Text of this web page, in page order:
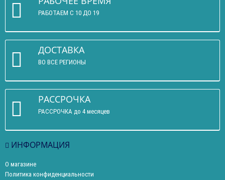
РАБОТАЕМ С 10 ДО 19
ДОСТАВКА
ВО ВСЕ РЕГИОНЫ
РАССРОЧКА
РАССРОЧКА до 4 месяцев
ИНФОРМАЦИЯ
О магазине
Политика конфиденциальности